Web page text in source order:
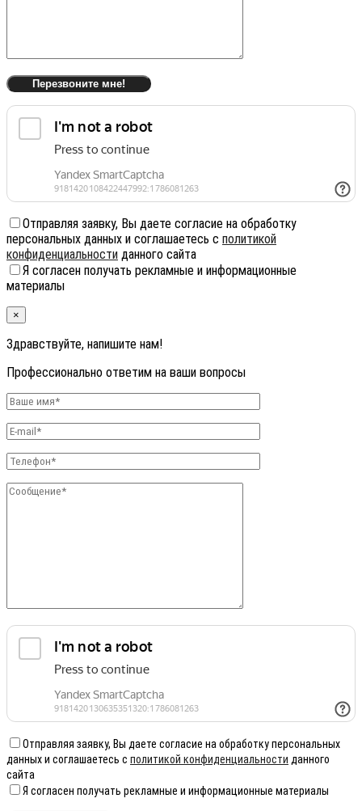
Отправляя заявку, Вы даете согласие на обработку
персональных данных и соглашаетесь с политикой
конфиденциальности данного сайта
Я согласен получать рекламные и информационные
материалы
×
Здравствуйте, напишите нам!
Профессионально ответим на ваши вопросы
Отправляя заявку, Вы даете согласие на обработку персональных
данных и соглашаетесь с политикой конфиденциальности данного
сайта
Я согласен получать рекламные и информационные материалы